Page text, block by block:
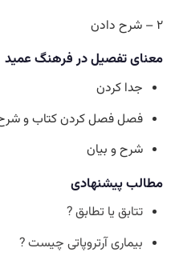
۲ – شرح دادن
معنای تفصیل در فرهنگ عمید
جدا کردن
فصل فصل کردن کتاب و
شرح و بیان
مطالب پیشنهادی
تتابق یا تطابق ?
بیماری آرتروپاتی چیست ?